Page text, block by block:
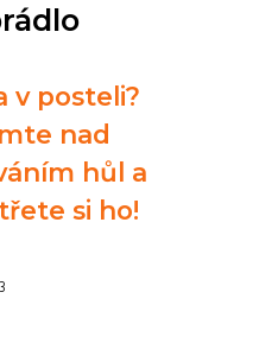
v posteli?
nad
hůl a
si ho!